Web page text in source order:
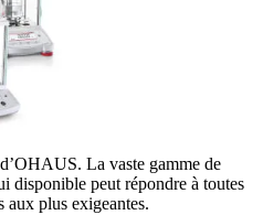
La vaste gamme de
disponible peut répondre à toutes
aux plus exigeantes.